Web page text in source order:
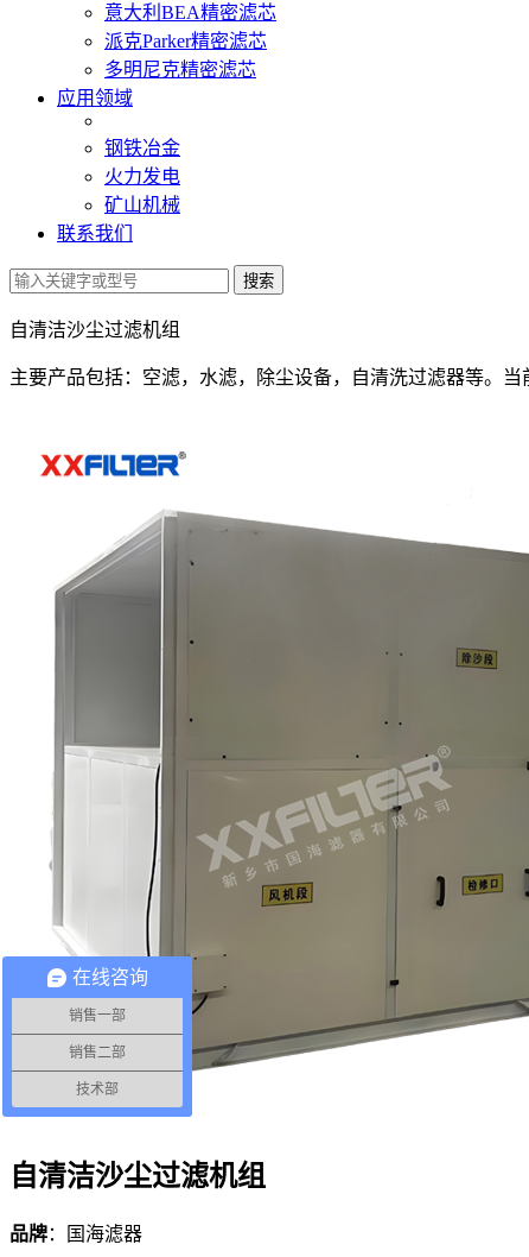
意大利BEA精密滤芯
派克Parker精密滤芯
多明尼克精密滤芯
应用领域
钢铁冶金
火力发电
矿山机械
联系我们
自清洁沙尘过滤机组
主要产品包括：空滤，水滤，除尘设备，自清洗过滤器等。 当
自清洁沙尘过滤机组
品牌：国海滤器
在线咨询
销售一部
销售二部
技术部